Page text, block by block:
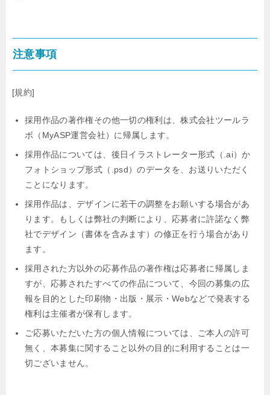
注意事項
[規約]
採用作品の著作権その他一切の権利は、株式会社ツールラ
ボ（MyASP運営会社）に帰属します。
採用作品については、後日イラストレーター形式（.ai）か
フォトショップ形式（.psd）のデータを、お送りいただく
ことになります。
採用作品は、デザインに若干の調整をお願いする場合があ
ります。もしくは弊社の判断により、応募者に許諾なく弊
社でデザイン（書体を含みます）の修正を行う場合があり
ます。
採用された方以外の応募作品の著作権は応募者に帰属しま
すが、応募されたすべての作品について、今回の募集の広
報を目的とした印刷物・出版・展示・Webなどで発表する
権利は主催者が保有します。
ご応募いただいた方の個人情報については、ご本人の許可
無く、本募集に関すること以外の目的に利用することは一
切ございません。